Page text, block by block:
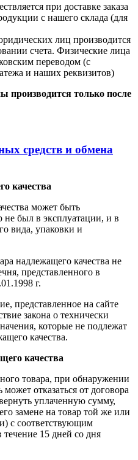
при доставке заказа
с нашего склада (для
лиц производится
счета. Физические лица
переводом (с
и наших реквизитов)
производится только после
средств и обмена
качества
может быть
не был в эксплуатации, и в
вида, упаковки и
надлежащего качества не
представленного в
г.
представленное на сайте
закона о технически
которые не подлежат
качества.
качества
товара, при обнаружении
отказаться от договора
уплаченную сумму,
замене на товар той же или
с соответствующим
15 дней со дня